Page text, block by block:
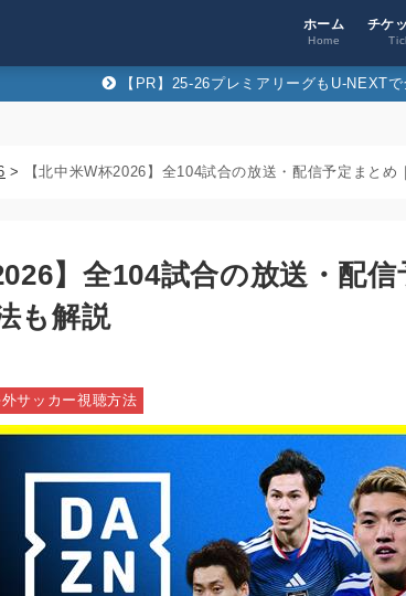
ホーム
Home
チケ
【PR】25-26プレミアリーグもU-NEXT
> 【北中米W杯2026】全104試合の放送・配信予定まと
】全104試合の放送・配
も解説
サッカー視聴方法